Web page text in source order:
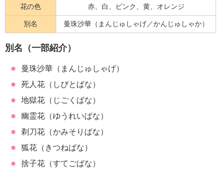
花の色 赤、白、ピンク、黄、オレンジ
別名 曼珠沙華（まんじゅしゃげ／かんじゅしゃか）
別名（一部紹介）
曼珠沙華（まんじゅしゃげ）
死人花（しびとばな）
地獄花（じごくばな）
幽霊花（ゆうれいばな）
剃刀花（かみそりばな）
狐花（きつねばな）
捨子花（すてごばな）